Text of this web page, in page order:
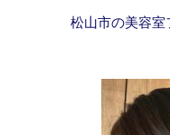
松山市の美容室